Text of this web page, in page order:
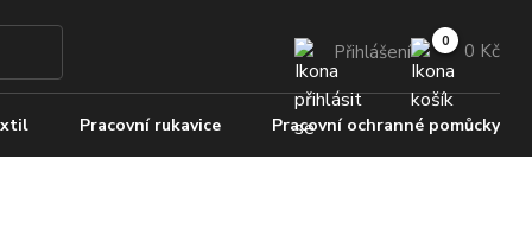
Přihlášení 0 Kč
Pracovní rukavice Pracovní ochranné pomůcky